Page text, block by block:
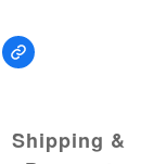
Shipping &